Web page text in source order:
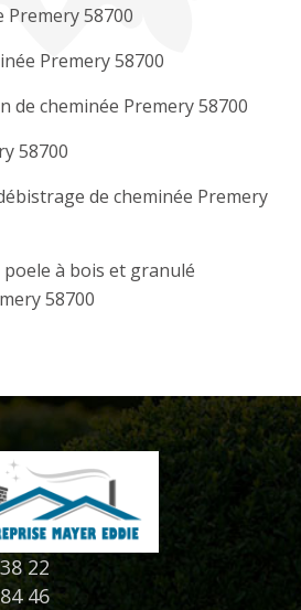
Premery 58700
Premery 58700
de cheminée Premery 58700
58700
de cheminée Premery
à bois et granulé
58700
22
46